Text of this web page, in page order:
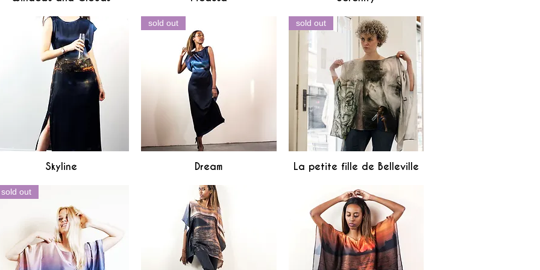
Aperçu rapide
Skyline Aperçu rapide
sold out
Dream Aperçu rapide
sold out
La petite fille de Belleville
sold out